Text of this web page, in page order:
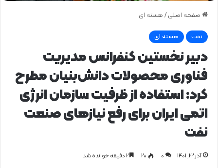
صفحه اصلی / هسته ای
نفت هسته ای
دبیر نخستین کنفرانس مدیریت
فناوری محصولات دانش‌بنیان مطرح
کرد: استفاده از ظرفیت سازمان انرژی
اتمی ایران برای رفع نیازهای صنعت
نفت
آذر ۲۲, ۱۴۰۱ 0 ۲۰